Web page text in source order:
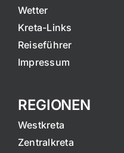
Wetter
Kreta-Links
Reiseführer
Impressum
REGIONEN
Westkreta
Zentralkreta